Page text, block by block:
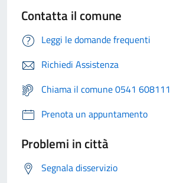
Contatta il comune
Leggi le domande frequenti
Richiedi Assistenza
Chiama il comune 0541 608111
Prenota un appuntamento
Problemi in città
Segnala disservizio